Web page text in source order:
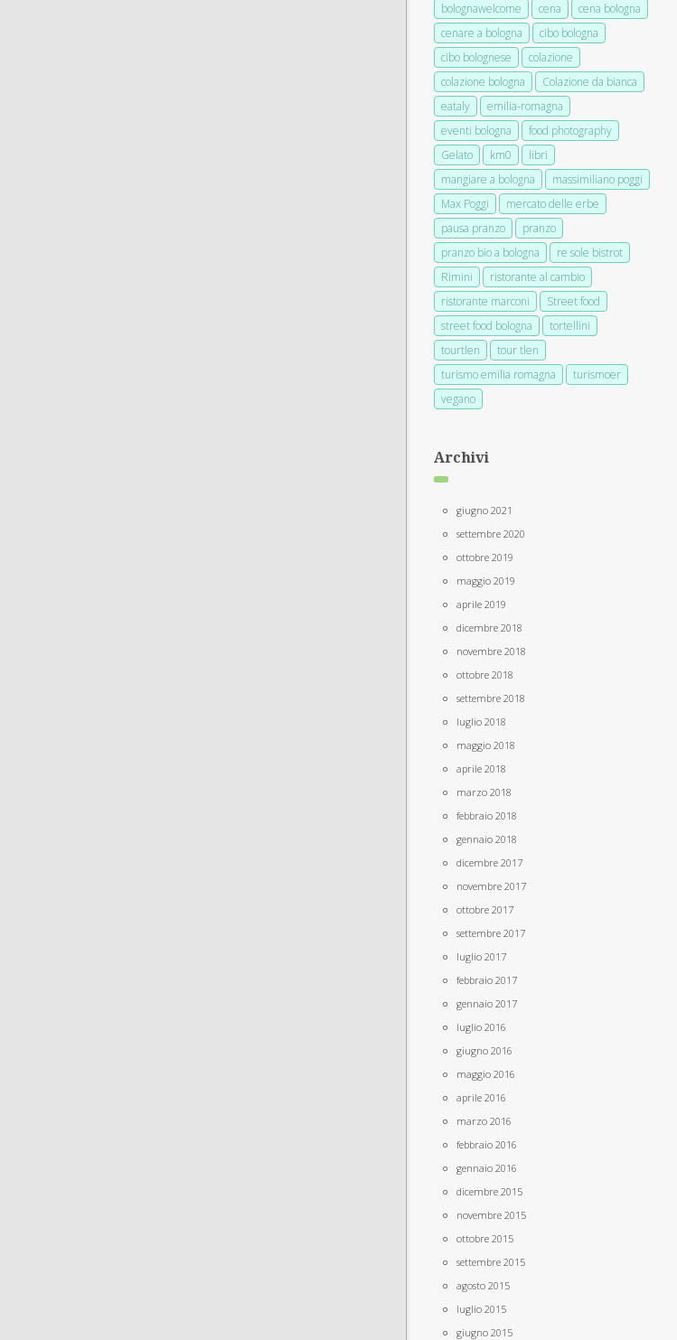
bolognawelcome
cena
cena bologna
cenare a bologna
cibo bologna
cibo bolognese
colazione
colazione bologna
Colazione da bianca
eataly
emilia-romagna
eventi bologna
food photography
Gelato
km0
libri
mangiare a bologna
massimiliano poggi
Max Poggi
mercato delle erbe
pausa pranzo
pranzo
pranzo bio a bologna
re sole bistrot
Rimini
ristorante al cambio
ristorante marconi
Street food
street food bologna
tortellini
tourtlen
tour tlen
turismo emilia romagna
turismoer
vegano
Archivi
giugno 2021
settembre 2020
ottobre 2019
maggio 2019
aprile 2019
dicembre 2018
novembre 2018
ottobre 2018
settembre 2018
luglio 2018
maggio 2018
aprile 2018
marzo 2018
febbraio 2018
gennaio 2018
dicembre 2017
novembre 2017
ottobre 2017
settembre 2017
luglio 2017
febbraio 2017
gennaio 2017
luglio 2016
giugno 2016
maggio 2016
aprile 2016
marzo 2016
febbraio 2016
gennaio 2016
dicembre 2015
novembre 2015
ottobre 2015
settembre 2015
agosto 2015
luglio 2015
giugno 2015